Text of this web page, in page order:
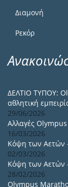
Διαμονή
Ρεκόρ
ΔΕΛΤΙΟ ΤΥΠΟΥ:
αθλητική
29/06/2026
Αλλαγές
16/03/2026
Κόψη των Αετών
02/03/2026
Κόψη των Αετών
28/02/2026
Olympus